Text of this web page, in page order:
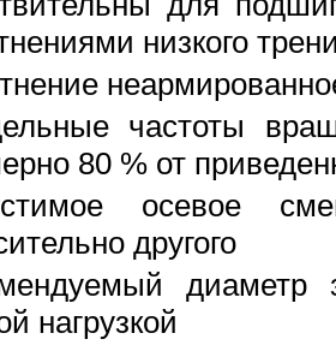
низкого
частоты
80 % от
осевое
другого
диаметр
нагрузкой